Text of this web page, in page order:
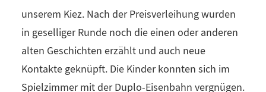
unserem Kiez. Nach der Preisverleihung wurden
in geselliger Runde noch die einen oder anderen
alten Geschichten erzählt und auch neue
Kontakte geknüpft. Die Kinder konnten sich im
Spielzimmer mit der Duplo-Eisenbahn vergnügen.